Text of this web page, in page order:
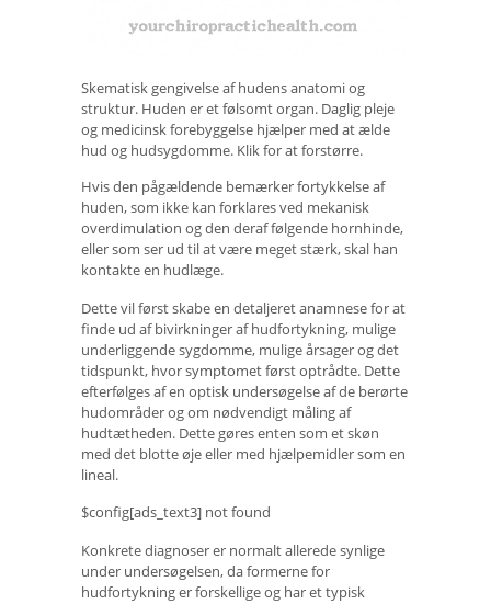
Skematisk gengivelse af hudens anatomi og
struktur. Huden er et følsomt organ. Daglig pleje
og medicinsk forebyggelse hjælper med at ælde
hud og hudsygdomme. Klik for at forstørre.
Hvis den pågældende bemærker fortykkelse af
huden, som ikke kan forklares ved mekanisk
overdimulation og den deraf følgende hornhinde,
eller som ser ud til at være meget stærk, skal han
kontakte en hudlæge.
Dette vil først skabe en detaljeret anamnese for at
finde ud af bivirkninger af hudfortykning, mulige
underliggende sygdomme, mulige årsager og det
tidspunkt, hvor symptomet først optrådte. Dette
efterfølges af en optisk undersøgelse af de berørte
hudområder og om nødvendigt måling af
hudtætheden. Dette gøres enten som et skøn
med det blotte øje eller med hjælpemidler som en
lineal.
$config[ads_text3] not found
Konkrete diagnoser er normalt allerede synlige
under undersøgelsen, da formerne for
hudfortykning er forskellige og har et typisk